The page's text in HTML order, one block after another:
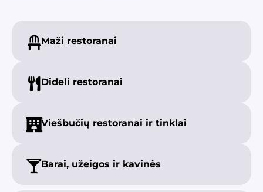
Maži restoranai
Dideli restoranai
Viešbučių restoranai ir tinklai
Barai, užeigos ir kavinės